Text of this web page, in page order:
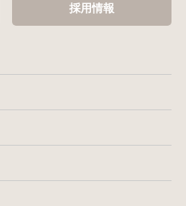
採用情報